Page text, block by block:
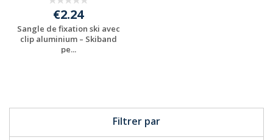
Filtrer par
€2.24
Sangle de fixation ski avec
clip aluminium – Skiband
pe...